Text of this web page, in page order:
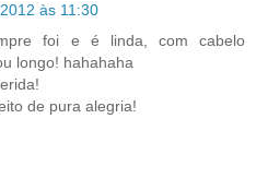
às 11:30
foi e é linda, com cabelo
longo! hahahaha
de pura alegria!